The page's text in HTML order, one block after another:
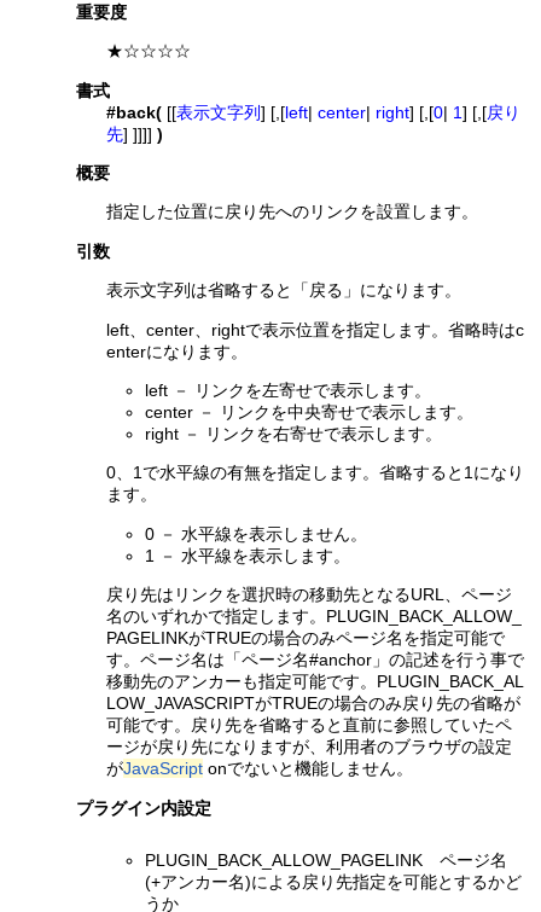
重要度
★☆☆☆☆
書式
#back( [[表示文字列] [,[left|center| right] [,[0| 1] [,[戻り
先] ]]]])
概要
指定した位置に戻り先へのリンクを設置します。
引数
表示文字列は省略すると「戻る」になります。
left、center、rightで表示位置を指定します。省略時はc
enterになります。
left － リンクを左寄せで表示します。
center － リンクを中央寄せで表示します。
right － リンクを右寄せで表示します。
0、1で水平線の有無を指定します。省略すると1になり
ます。
0 － 水平線を表示しません。
1 － 水平線を表示します。
戻り先はリンクを選択時の移動先となるURL、ページ
名のいずれかで指定します。PLUGIN_BACK_ALLOW_
PAGELINKがTRUEの場合のみページ名を指定可能で
す。ページ名は「ページ名#anchor」の記述を行う事で
移動先のアンカーも指定可能です。PLUGIN_BACK_AL
LOW_JAVASCRIPTがTRUEの場合のみ戻り先の省略が
可能です。戻り先を省略すると直前に参照していたペ
ージが戻り先になりますが、利用者のブラウザの設定
がJavaScript onでないと機能しません。
プラグイン内設定
PLUGIN_BACK_ALLOW_PAGELINK ページ名
(+アンカー名)による戻り先指定を可能とするかど
うか